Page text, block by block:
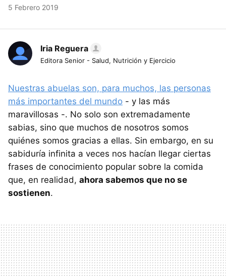
5 Febrero 2019
Iria Reguera
Editora Senior - Salud, Nutrición y Ejercicio
Nuestras abuelas son, para muchos, las personas
más importantes del mundo - y las más
maravillosas -. No solo son extremadamente
sabias, sino que muchos de nosotros somos
quiénes somos gracias a ellas. Sin embargo, en su
sabiduría infinita a veces nos hacían llegar ciertas
frases de conocimiento popular sobre la comida
que, en realidad, ahora sabemos que no se
sostienen.